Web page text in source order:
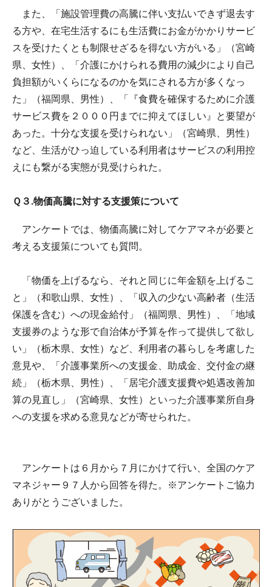
また、「施設管理費の高騰に伴い支払いできず退去す
る方や、在宅生活するにも生活費にお金がかかりサービ
スを受けたくとも制限せざるを得ない方がいる」（宮崎
県、女性）、「介護にかけられる費用の減少により自己
負担額がいくらになるのかを気にされる方が多くなっ
た」（福岡県、男性）、「『食費を確保するために介護
サービス費を２０００円までに抑えてほしい』と要望が
あった。十分な支援を受けられない」（宮崎県、男性）
など、生活がひっ迫している利用者はサービスの利用控
えにも繋がる実態が見受けられた。
Ｑ３.物価高騰に対する支援策について
アンケートでは、物価高騰に対してケアマネが必要と
考える支援策についても質問。
「物価を上げるなら、それと同じに年金額を上げるこ
と」（和歌山県、女性）、「収入の少ない高齢者（生活
保護を含む）への現金給付」（福岡県、男性）、「地域
支援券のような形で自治体が予算を作って提供して欲し
い」（栃木県、女性）など、利用者の暮らしを考慮した
意見や、「介護事業所への支援金、助成金、交付金の継
続」（栃木県、男性）、「居宅介護支援費や処遇改善加
算の見直し」（宮崎県、女性）といった介護事業所自身
への支援を求める意見などが寄せられた。
アンケートは６月から７月にかけて行い、全国のケア
マネジャー９７人から回答を得た。※アンケートご協力
ありがとうございました。